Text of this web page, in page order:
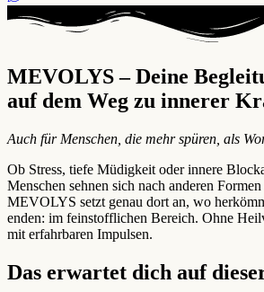
MEVOLYS – Deine
auf dem Weg zu innerer
Auch für Menschen, die mehr spüren, als
Ob Stress, tiefe Müdigkeit oder innere
Menschen sehnen sich nach anderen
MEVOLYS setzt genau dort an, wo
enden: im feinstofflichen Bereich. Ohne
mit erfahrbaren Impulsen.
Das erwartet dich auf